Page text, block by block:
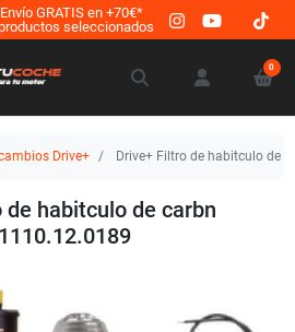
Envío GRATIS en +70€*
seleccionados
0
Drive+ Drive+ Filtro de habitculo de
de habitculo de carbn